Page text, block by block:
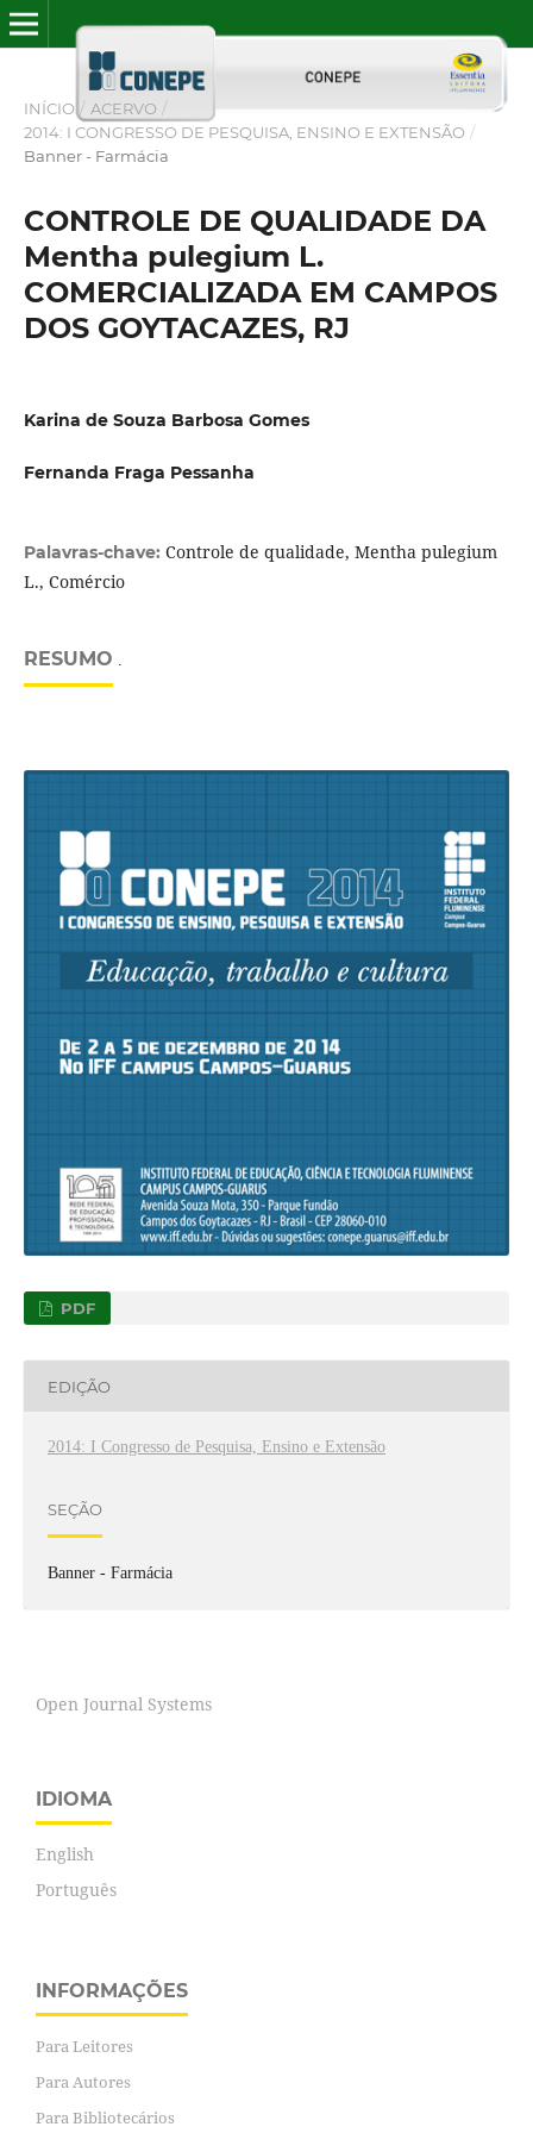
INÍCIO / ACERVO /
2014: I CONGRESSO DE PESQUISA, ENSINO E EXTENSÃO /
Banner - Farmácia
CONTROLE DE QUALIDADE DA
Mentha pulegium L.
COMERCIALIZADA EM CAMPOS
DOS GOYTACAZES, RJ
Karina de Souza Barbosa Gomes
Fernanda Fraga Pessanha
Palavras-chave: Controle de qualidade, Mentha pulegium
L., Comércio
RESUMO .
PDF
EDIÇÃO
2014: I Congresso de Pesquisa, Ensino e Extensão
SEÇÃO
Banner - Farmácia
Open Journal Systems
IDIOMA
English
Português
INFORMAÇÕES
Para Leitores
Para Autores
Para Bibliotecários